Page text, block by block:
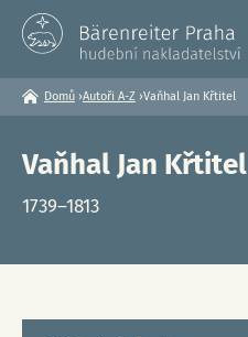
JsteDomů ›Autoři A-Z ›Vaňhal Jan Křtitel
Vaňhal Jan Křtitel
1739–1813